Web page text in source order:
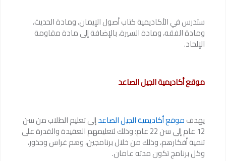
ستدرس في الأكاديمية كتاب أصول الإيمان، ومادة الحديث،
ومادة الفقه، ومادة السيرة، بالإضافة إلى مادة مقاومة
الإلحاد.
موقع أكاديمية الجيل الصاعد
يهدفموقع أكاديمية الجيل الصاعدإلى تعليم الطلاب من سن
12 عام إلى سن 22 عام؛ وذلك لتعليمهم العقيدة والقدرة على
تنمية أفكارهم، وذلك من خلال برنامجين، وهم غراس وجذور،
وكل برنامج تكون مدته عامان.